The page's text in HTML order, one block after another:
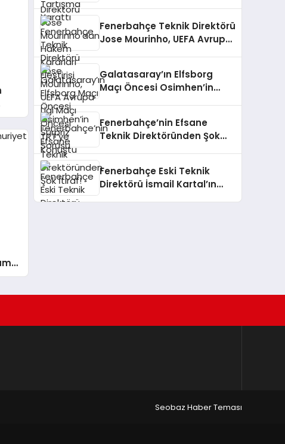
Fenerbahçe Teknik Direktörü
Jose Mourinho, UEFA Avrupa
Galatasaray’ın Elfsborg
Maçı Öncesi Osimhen’in
Fenerbahçe’nin Efsane
Teknik Direktöründen Şok
Fenerbahçe Eski Teknik
Direktörü İsmail Kartal’ın
Seobaz Haber Teması